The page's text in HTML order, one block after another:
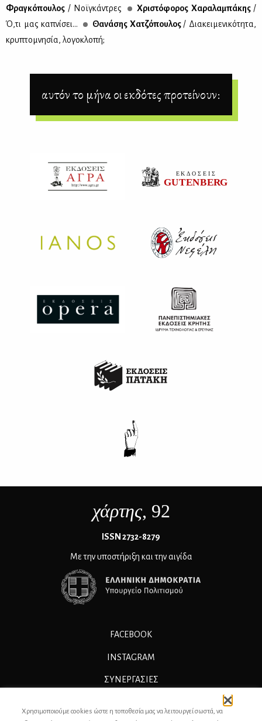
Φρα­γκό­που­λος / Νοϊ­γκά­ντρες Χρι­στό­φο­ρος Χα­ρα­λα­μπά­κης /
Ό,τι μας κα­πνί­σει...
Θα­νά­σης Χα­τζό­που­λος/ Δια­κει­με­νι­κό­τη­τα,
κρυ­πτο­μνη­σία, λο­γο­κλο­πή;
αυτόν το μήνα οι εκδότες προτείνουν:
χάρτης, 92
ΙSSN 2732-8279
Με την υποστήριξη και την αιγίδα
FACEBOOK
INSTAGRAM
ΣΥΝΕΡΓΑΣΊΕΣ
Χρησιμοποιούμε cookies ώστε η τοποθεσία μας να λειτουργεί σωστά, να